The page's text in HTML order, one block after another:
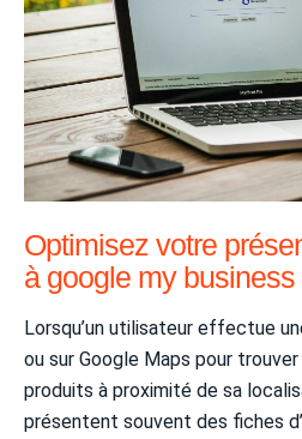
Optimisez votre
à google my business
Lorsqu’un utilisateur effectue
ou sur Google Maps pour
produits à proximité de sa
présentent souvent des fiches